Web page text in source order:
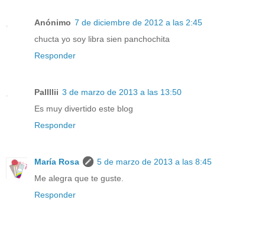
Anónimo 7 de diciembre de 2012 a las 2:45
chucta yo soy libra sien panchochita
Responder
Pallllii 3 de marzo de 2013 a las 13:50
Es muy divertido este blog
Responder
María Rosa
5 de marzo de 2013 a las 8:45
Me alegra que te guste.
Responder